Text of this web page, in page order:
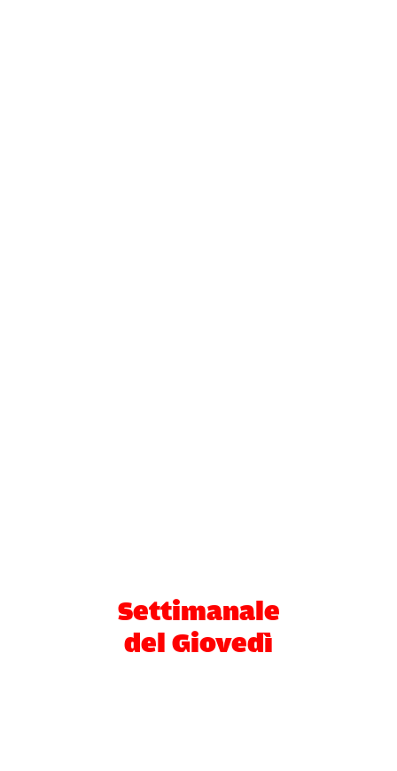
Settimanale
del Giovedì